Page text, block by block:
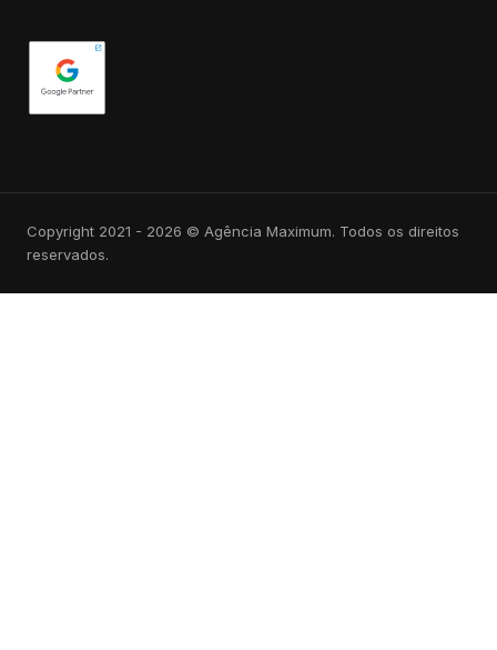
Copyright 2021 - 2026 © Agência Maximum. Todos os direitos
reservados.